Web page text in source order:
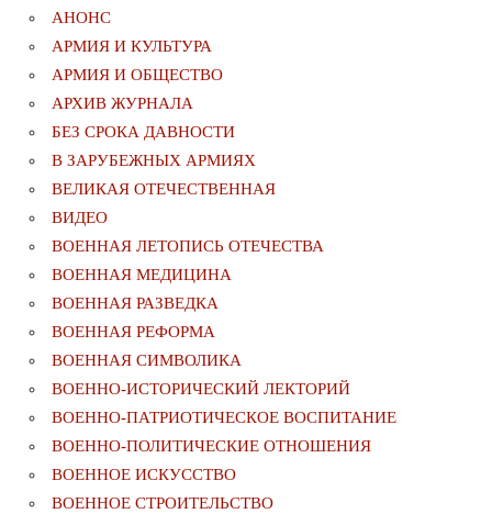
АНОНС
АРМИЯ И КУЛЬТУРА
АРМИЯ И ОБЩЕСТВО
АРХИВ ЖУРНАЛА
БЕЗ СРОКА ДАВНОСТИ
В ЗАРУБЕЖНЫХ АРМИЯХ
ВЕЛИКАЯ ОТЕЧЕСТВЕННАЯ
ВИДЕО
ВОЕННАЯ ЛЕТОПИСЬ ОТЕЧЕСТВА
ВОЕННАЯ МЕДИЦИНА
ВОЕННАЯ РАЗВЕДКА
ВОЕННАЯ РЕФОРМА
ВОЕННАЯ СИМВОЛИКА
ВОЕННО-ИСТОРИЧЕСКИЙ ЛЕКТОРИЙ
ВОЕННО-ПАТРИОТИЧЕСКОЕ ВОСПИТАНИЕ
ВОЕННО-ПОЛИТИЧЕСКИE ОТНОШЕНИЯ
ВОЕННОЕ ИСКУССТВО
ВОЕННОЕ СТРОИТЕЛЬСТВО